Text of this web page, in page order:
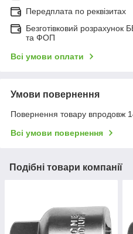
Передплата по реквізитах
Безготівковий
та ФОП
Всі умови оплати
Умови повернення
Повернення товару впродовж
Всі умови повернення
Подібні товари компанії